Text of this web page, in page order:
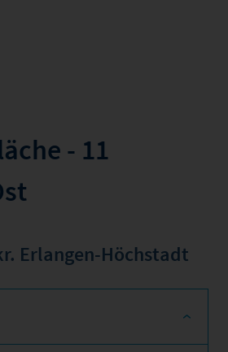
- 11
Erlangen-Höchstadt